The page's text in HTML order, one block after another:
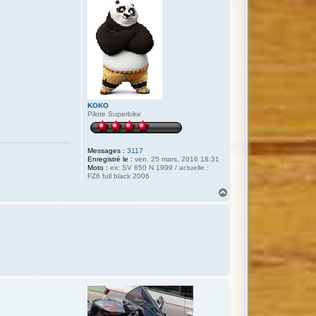
KOKO
Pilote Superbike
Messages : 3117
Enregistré le : ven. 25 mars, 2016 18:31
Moto : ex: SV 650 N 1999 / actuelle :
FZ6 full black 2006